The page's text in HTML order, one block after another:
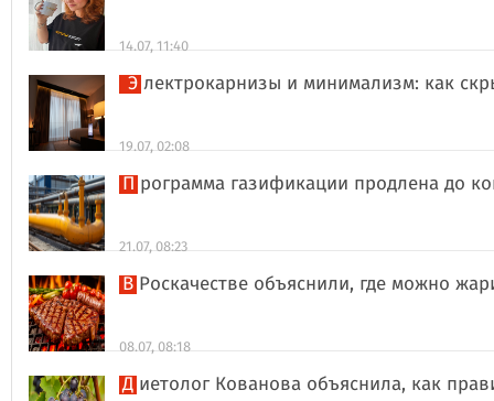
14.07, 11:40
Электрокарнизы и минимализм: как
19.07, 02:08
Программа газификации продлена до
21.07, 08:23
В Роскачестве объяснили, где можно
08.07, 08:18
Диетолог Кованова объяснила, как